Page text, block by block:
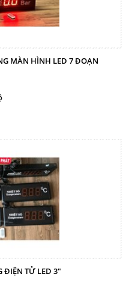
MÀN HÌNH LED 7 ĐOẠN
ĐIỆN TỬ LED 3"